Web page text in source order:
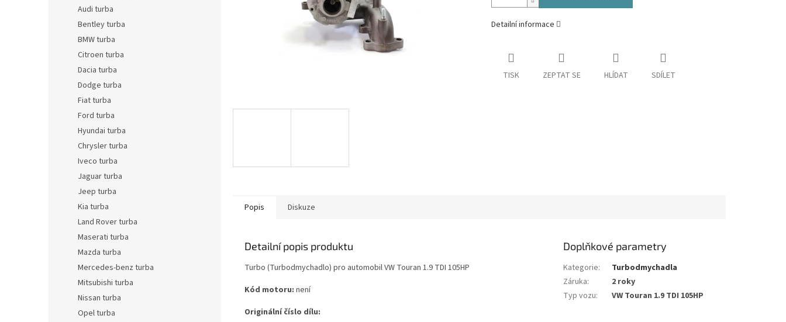
Audi turba
Bentley turba
BMW turba
Citroen turba
Dacia turba
Dodge turba
Fiat turba
Ford turba
Hyundai turba
Chrysler turba
Iveco turba
Jaguar turba
Jeep turba
Kia turba
Land Rover turba
Maserati turba
Mazda turba
Mercedes-benz turba
Mitsubishi turba
Nissan turba
Opel turba
Detailní informace
TISK ZEPTAT SE HLÍDAT SDÍLET
Popis Diskuze
Detailní popis produktu
Turbo (Turbodmychadlo) pro automobil VW Touran 1.9 TDI 105HP
Kód motoru: není
Originální číslo dílu:
Doplňkové parametry
Kategorie:
Turbodmychadla
Záruka:
2 roky
Typ vozu: VW Touran 1.9 TDI 105HP